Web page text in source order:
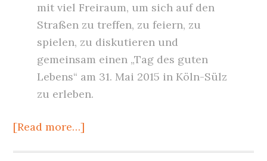
mit viel Freiraum, um sich auf den
Straßen zu treffen, zu feiern, zu
spielen, zu diskutieren und
gemeinsam einen „Tag des guten
Lebens“ am 31. Mai 2015 in Köln-Sülz
zu erleben.
[Read more…]